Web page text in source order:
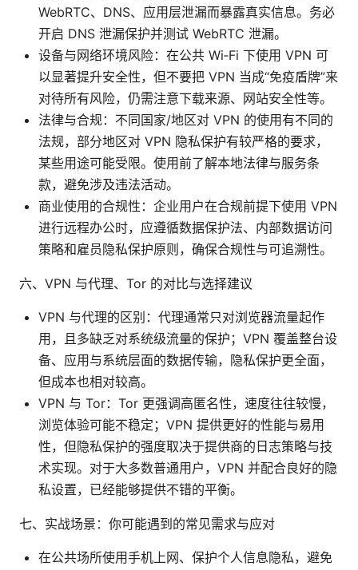
WebRTC、DNS、应用层泄漏而暴露真实信息。务必
开启 DNS 泄漏保护并测试 WebRTC 泄漏。
设备与网络环境风险：在公共 Wi‑Fi 下使用 VPN 可
以显著提升安全性，但不要把 VPN 当成“免疫盾牌”来
对待所有风险，仍需注意下载来源、网站安全性等。
法律与合规：不同国家/地区对 VPN 的使用有不同的
法规，部分地区对 VPN 隐私保护有较严格的要求，
某些用途可能受限。使用前了解本地法律与服务条
款，避免涉及违法活动。
商业使用的合规性：企业用户在合规前提下使用 VPN
进行远程办公时，应遵循数据保护法、内部数据访问
策略和雇员隐私保护原则，确保合规性与可追溯性。
六、VPN 与代理、Tor 的对比与选择建议
VPN 与代理的区别：代理通常只对浏览器流量起作
用，且多缺乏对系统级流量的保护；VPN 覆盖整台设
备、应用与系统层面的数据传输，隐私保护更全面，
但成本也相对较高。
VPN 与 Tor：Tor 更强调高匿名性，速度往往较慢，
浏览体验可能不稳定；VPN 提供更好的性能与易用
性，但隐私保护的强度取决于提供商的日志策略与技
术实现。对于大多数普通用户，VPN 并配合良好的隐
私设置，已经能够提供不错的平衡。
七、实战场景：你可能遇到的常见需求与应对
在公共场所使用手机上网、保护个人信息隐私，避免